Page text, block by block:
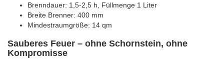
Brenndauer: 1,5-2,5 h, Füllmenge 1 Liter
Breite Brenner: 400 mm
Mindestraumgröße: 14 qm
Sauberes Feuer – ohne Schornstein, ohne
Kompromisse